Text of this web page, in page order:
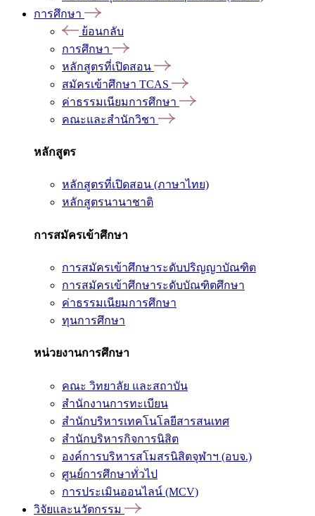
การศึกษา
ย้อนกลับ
การศึกษา
หลักสูตรที่เปิดสอน
สมัครเข้าศึกษา TCAS
ค่าธรรมเนียมการศึกษา
คณะและสำนักวิชา
หลักสูตร
หลักสูตรที่เปิดสอน (ภาษาไทย)
หลักสูตรนานาชาติ
การสมัครเข้าศึกษา
การสมัครเข้าศึกษาระดับปริญญาบัณฑิต
การสมัครเข้าศึกษาระดับบัณฑิตศึกษา
ค่าธรรมเนียมการศึกษา
ทุนการศึกษา
หน่วยงานการศึกษา
คณะ วิทยาลัย และสถาบัน
สำนักงานการทะเบียน
สำนักบริหารเทคโนโลยีสารสนเทศ
สำนักบริหารกิจการนิสิต
องค์การบริหารสโมสรนิสิตจุฬาฯ (อบจ.)
ศูนย์การศึกษาทั่วไป
การประเมินออนไลน์ (MCV)
วิจัยและนวัตกรรม